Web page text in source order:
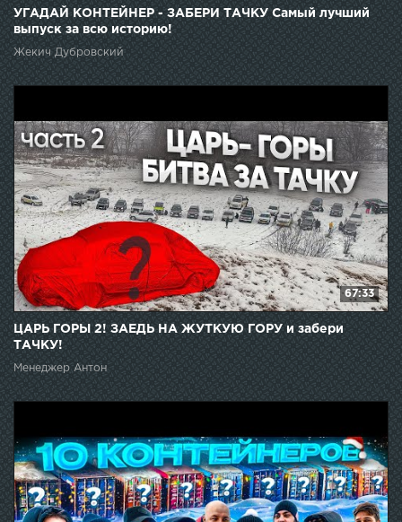
УГАДАЙ КОНТЕЙНЕР - ЗАБЕРИ ТАЧКУ Самый лучший
выпуск за всю историю!
Жекич Дубровский
67:33
ЦАРЬ ГОРЫ 2! ЗАЕДЬ НА ЖУТКУЮ ГОРУ и забери
ТАЧКУ!
Менеджер Антон